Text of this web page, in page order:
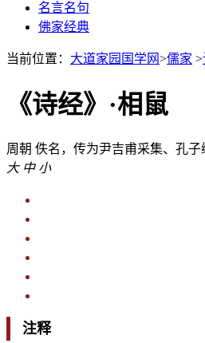
名言名句
佛家经典
当前位置： 大道家园国学网>儒家 >
《诗经》·相鼠
周朝 佚名，传为尹吉甫采集、孔子
大 中 小
注释